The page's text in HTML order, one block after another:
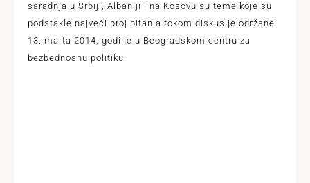
saradnja u Srbiji, Albaniji i na Kosovu su teme koje su
podstakle najveći broj pitanja tokom diskusije održane
13. marta 2014, godine u Beogradskom centru za
bezbednosnu politiku.